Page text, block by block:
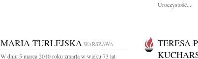
Uroczystość...
MARIA TURLEJSKA WARSZAWA
W dniu 5 marca 2010 roku zmarła w wieku 73 lat
TERESA